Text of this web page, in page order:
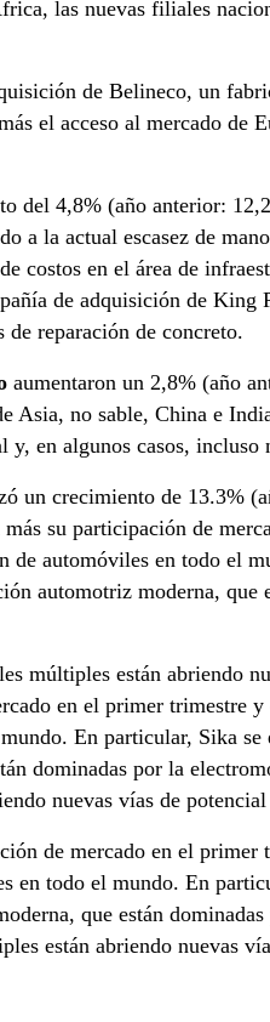
las nuevas filiales
de Belineco, un
el acceso al mercado de
del 4,8% (año anterior:
a la actual escasez de
costos en el área de
de adquisición de
reparación de concreto.
aumentaron un 2,8% (año
Asia, no sable, China e
en algunos casos, incluso
un crecimiento de 13.3%
su participación de
automóviles en todo el
automotriz moderna,
múltiples están abriendo
en el primer trimestre
En particular, Sika
dominadas por la
nuevas vías de
de mercado en el
en todo el mundo. En
que están
están abriendo nuevas